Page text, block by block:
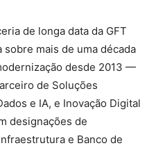
de longa data da GFT
mais de uma década
desde 2013 —
de Soluções
e IA, e Inovação Digital
designações de
e Banco de